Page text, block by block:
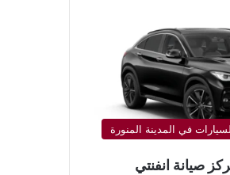
في المدينة المنورة
صيانة انفنتي